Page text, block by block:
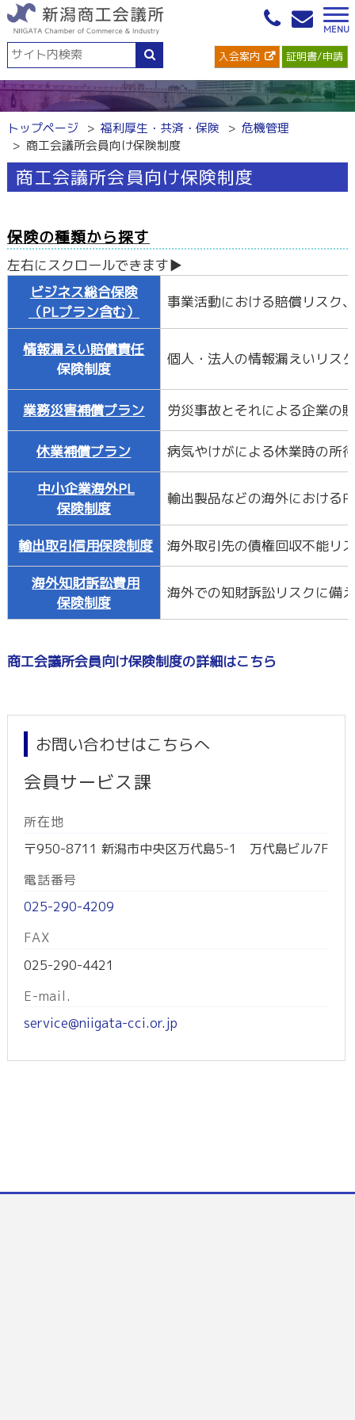
入会案内 証明書/申請
トップページ 福利厚生・共済・保険
危機管理
商工会議所会員向け保険制度
商工会議所会員向け保険制度
保険の種類から探す
ビジネス総合保険
（PLプラン含む）
事業活動における賠償リスク
情報漏えい賠償責任
保険制度
個人・法人の情報漏えいリス
業務災害補償プラン 労災事故とそれによる企業の
休業補償プラン 病気やけがによる休業時の所
中小企業海外PL
保険制度
輸出製品などの海外における
輸出取引信用保険制度 海外取引先の債権回収不能リ
海外知財訴訟費用
保険制度
海外での知財訴訟リスクに備
商工会議所会員向け保険制度の詳細はこちら
お問い合わせはこちらへ
会員サービス課
所在地
〒950-8711 新潟市中央区万代島5-1 万代島ビル7F
電話番号
025-290-4209
FAX
025-290-4421
E-mail.
service@niigata-cci.or.jp